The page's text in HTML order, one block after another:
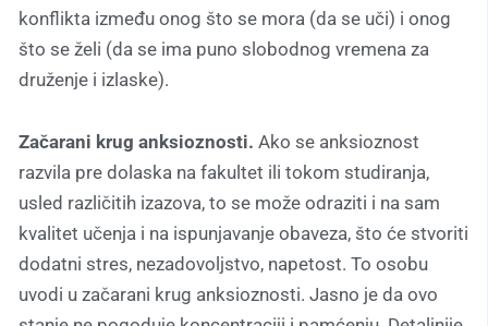
konflikta između onog što se mora (da se uči) i onog
što se želi (da se ima puno slobodnog vremena za
druženje i izlaske).
Začarani krug anksioznosti. Ako se anksioznost
razvila pre dolaska na fakultet ili tokom studiranja,
usled različitih izazova, to se može odraziti i na sam
kvalitet učenja i na ispunjavanje obaveza, što će stvoriti
dodatni stres, nezadovoljstvo, napetost. To osobu
uvodi u začarani krug anksioznosti. Jasno je da ovo